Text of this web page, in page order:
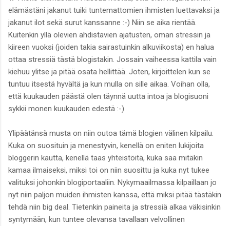
elämästäni jakanut tuiki tuntemattomien ihmisten luettavaksi ja
jakanut ilot sekä surut kanssanne :-) Niin se aika rientää.
Kuitenkin yllä olevien ahdistavien ajatusten, oman stressin ja
kiireen vuoksi (joiden takia sairastuinkin alkuviikosta) en halua
ottaa stressiä tästä blogistakin. Jossain vaiheessa kattila vain
kiehuu ylitse ja pitää osata hellittää. Joten, kirjoittelen kun se
tuntuu itsestä hyvältä ja kun mulla on sille aikaa. Voihan olla,
että kuukauden päästä olen täynnä uutta intoa ja blogisuoni
sykkii monen kuukauden edestä :-)
Ylipäätänsä musta on niin outoa tämä blogien välinen kilpailu.
Kuka on suosituin ja menestyvin, kenellä on eniten lukijoita
bloggerin kautta, kenellä taas yhteistöitä, kuka saa mitäkin
kamaa ilmaiseksi, miksi toi on niin suosittu ja kuka nyt tukee
valituksi johonkin blogiportaaliin. Nykymaailmassa kilpaillaan jo
nyt niin paljon muiden ihmisten kanssa, että miksi pitää tästäkin
tehdä niin big deal. Tietenkin paineita ja stressiä alkaa väkisinkin
syntymään, kun tuntee olevansa tavallaan velvollinen